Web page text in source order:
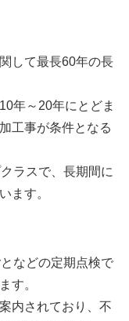
して最長60年の長
年～20年にとどま
工事が条件となる
ラスで、長期間に
ます。
などの定期点検で
す。
内されており、不